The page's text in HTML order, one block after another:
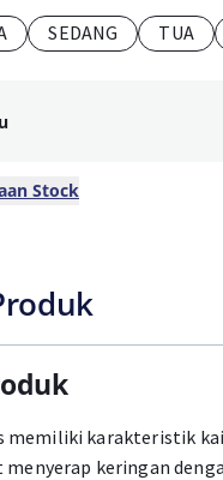
SEDANG TUA
Stock
memiliki karakteristik
keringan